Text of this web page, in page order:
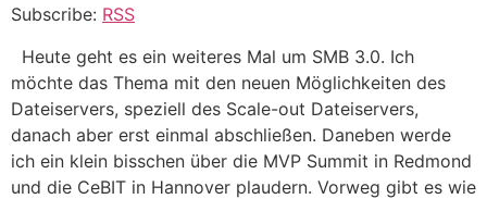
Subscribe: RSS
Heute geht es ein weiteres Mal um SMB 3.0. Ich
möchte das Thema mit den neuen Möglichkeiten des
Dateiservers, speziell des Scale-out Dateiservers,
danach aber erst einmal abschließen. Daneben werde
ich ein klein bisschen über die MVP Summit in Redmond
und die CeBIT in Hannover plaudern. Vorweg gibt es wie